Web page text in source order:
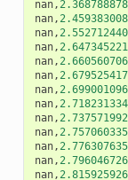
nan,
nan,
nan,
nan,
nan,
nan,
nan,
nan,
nan,
nan,
nan,
nan,
nan,